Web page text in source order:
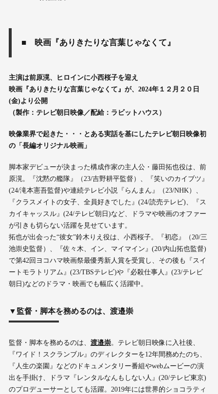
■ 映画『ありきたりな言葉じゃなくて』
主演は前原滉、ヒロインに小西桜子を迎え
映画『ありきたりな言葉じゃなくて』が、2024年１２月２０日
(金)より公開
（製作：テレビ朝日映像／配給：ラビットハウス）
映像業界で起きた・・・とある実話を基にしたテレビ朝日映像初
の「長編オリジナル映画」
脚本家デビューが決まった構成作家の主人公・藤田拓也役は、前
原滉。『沈黙の艦隊』（23/吉野耕平監督）、『笑いのカイブツ』
(24/滝本憲吾監督)や連続テレビ小説『らんまん』（23/NHK）、
『クラスメイトの女子、全員好きでした』(24/読売テレビ)、『ス
カイキャッスル』(24/テレビ朝日)など、ドラマや映画のオファー
が引きも切らない活躍を見せています。
拓也が出会った“彼女”鈴木りえ役は、小西桜子。『初恋』（20/三
池崇史監督）、『佐々木、イン、マイマイン』(20/内山拓也監督)
で第42回ヨコハマ映画祭最優秀新人賞を受賞し、その後も『スイ
ートモラトリアム』(23/TBSテレビ)や『必殺仕事人』(23/テレビ
朝日)などのドラマ・映画でも幅広く活躍中。
▼監督・脚本を務めるのは、渡邉崇
監督・脚本を務めるのは、 渡邉崇。テレビ朝日映像に入社後、
『ワイド！スクランブル』のディレクターを12年間務めたのち、
『人生の楽園』などのドキュメンタリー番組やwebムービーの演
出を手掛け、ドラマ『レンタルなんもしない人』(20/テレビ東京)
のプロデューサーとしても活躍。2019年には世界的ショコラティ